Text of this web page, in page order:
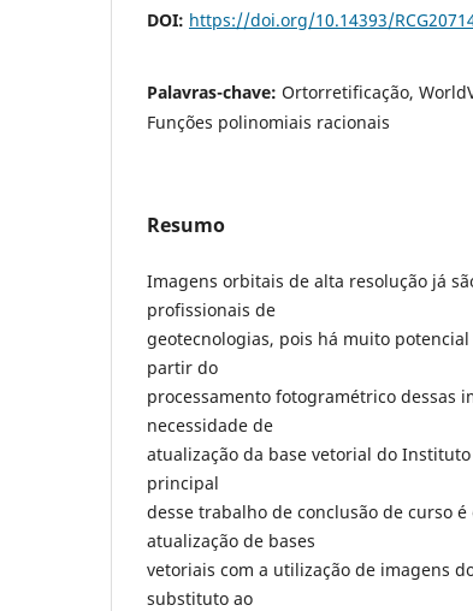
DOI: https://doi.org/10.14393/
Palavras-chave: Ortorretificação,
Funções polinomiais racionais
Resumo
Imagens orbitais de alta resolução já
profissionais de
geotecnologias, pois há muito
partir do
processamento fotogramétrico dessas
necessidade de
atualização da base vetorial do Instituto
principal
desse trabalho de conclusão de curso
atualização de bases
vetoriais com a utilização de imagens
substituto ao